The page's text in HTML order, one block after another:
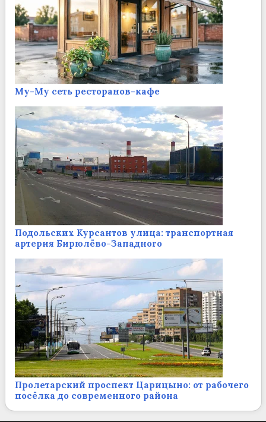
Му-Му сеть ресторанов-кафе
Подольских Курсантов улица: транспортная
артерия Бирюлёво-Западного
Пролетарский проспект Царицыно: от рабочего
посёлка до современного района